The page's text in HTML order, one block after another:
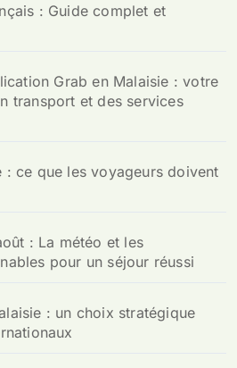
: Guide complet et
Grab en Malaisie : votre
transport et des services
: ce que les voyageurs doivent
: La météo et les
pour un séjour réussi
: un choix stratégique